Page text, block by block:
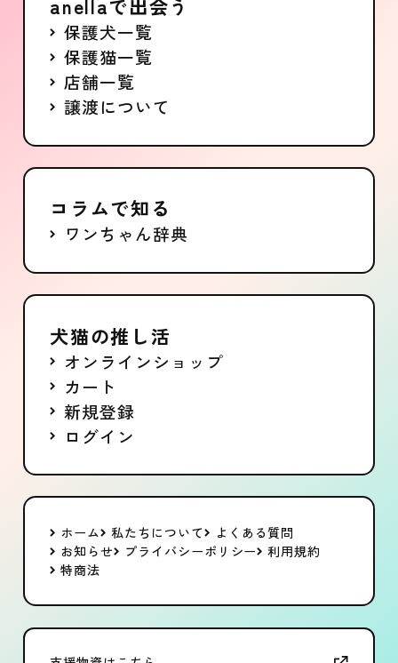
anellaで出会う
保護犬一覧
保護猫一覧
店舗一覧
譲渡について
コラムで知る
ワンちゃん辞典
犬猫の推し活
オンラインショップ
カート
新規登録
ログイン
ホーム 私たちについて
よくある質問
お知らせ
プライバシーポリシー 利用規約
特商法